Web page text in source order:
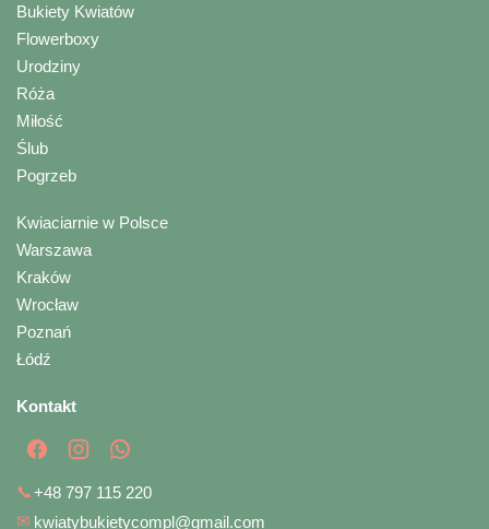
Bukiety Kwiatów
Flowerboxy
Urodziny
Róża
Miłość
Ślub
Pogrzeb
Kwiaciarnie w Polsce
Warszawa
Kraków
Wrocław
Poznań
Łódź
Kontakt
📞+48 797 115 220
✉ kwiatybukietycompl@gmail.com